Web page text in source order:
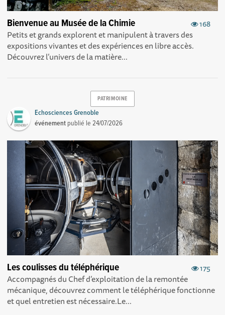
168
Bienvenue au Musée de la Chimie
Petits et grands explorent et manipulent à travers des
expositions vivantes et des expériences en libre accès.
Découvrez l’univers de la matière...
PATRIMOINE
Echosciences Grenoble
événement publié le24/07/2026
175
Les coulisses du téléphérique
Accompagnés du Chef d’exploitation de la remontée
mécanique, découvrez comment le téléphérique fonctionne
et quel entretien est nécessaire.Le...